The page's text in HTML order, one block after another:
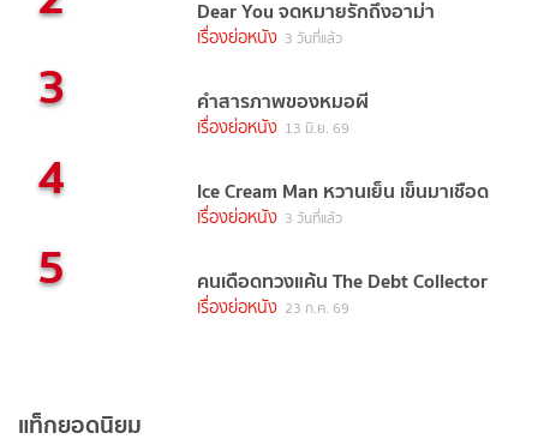
Dear You จดหมายรักถึงอาม่า
เรื่องย่อหนัง 3 วันที่แล้ว
3 คำสารภาพของหมอผี
เรื่องย่อหนัง 13 มิ.ย. 69
4 Ice Cream Man หวานเย็น เข็นมาเชือด
เรื่องย่อหนัง 3 วันที่แล้ว
5 คนเดือดทวงแค้น The Debt Collector
เรื่องย่อหนัง 23 ก.ค. 69
แท็กยอดนิยม